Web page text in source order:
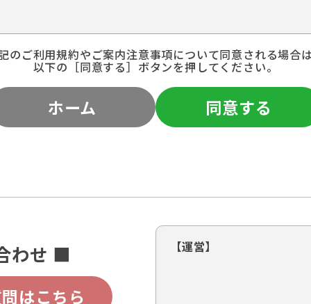
のご利用規約やご案内注意事項について同意される場合
以下の［同意する］ボタンを押してください。
ホーム 同意する
わせ ■
はこちら
【運営】